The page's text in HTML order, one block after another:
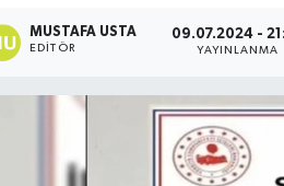
MUSTAFA USTA
EDITÖR
09.07.2024 -
YAYINLANMA